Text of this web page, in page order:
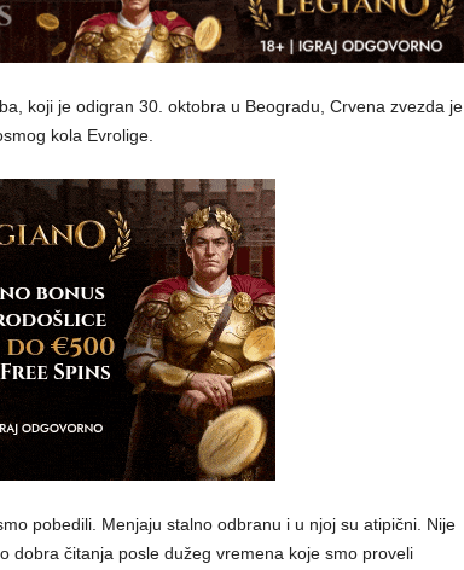
koji je odigran 30. oktobra u Beogradu, Crvena zvezda je
kola Evrolige.
pobedili. Menjaju stalno odbranu i u njoj su atipični. Nije
dobra čitanja posle dužeg vremena koje smo proveli